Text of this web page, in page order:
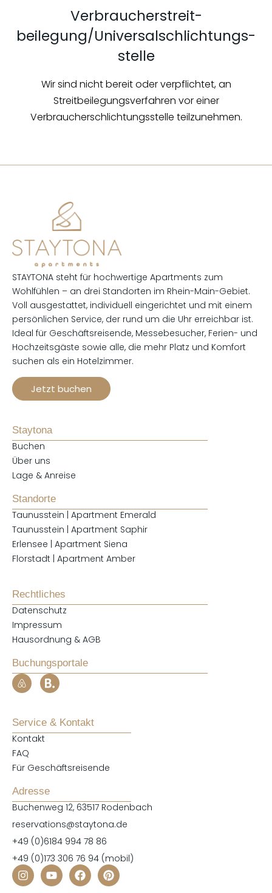
Verbraucher­streit­
beilegung/Universal­schlichtungs­
stelle
Wir sind nicht bereit oder verpflichtet, an
Streitbeilegungsverfahren vor einer
Verbraucherschlichtungsstelle teilzunehmen.
STAYTONA steht für hochwertige Apartments zum
Wohlfühlen – an drei Standorten im Rhein-Main-Gebiet.
Voll ausgestattet, individuell eingerichtet und mit einem
persönlichen Service, der rund um die Uhr erreichbar ist.
Ideal für Geschäftsreisende, Messebesucher, Ferien- und
Hochzeitsgäste sowie alle, die mehr Platz und Komfort
suchen als ein Hotelzimmer.
Jetzt buchen
Staytona
Buchen
Über uns
Lage & Anreise
Standorte
Taunusstein | Apartment Emerald
Taunusstein | Apartment Saphir
Erlensee | Apartment Siena
Florstadt | Apartment Amber
Rechtliches
Datenschutz
Impressum
Hausordnung & AGB
Buchungsportale
Service & Kontakt
Kontakt
FAQ
Für Geschäftsreisende
Adresse
Buchenweg 12, 63517 Rodenbach
reservations@staytona.de
+49 (0)6184 994 78 86
+49 (0)173 306 76 94 (mobil)